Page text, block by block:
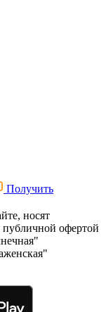
Получить
носят
офертой